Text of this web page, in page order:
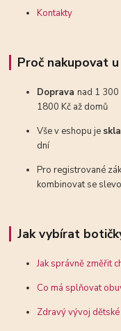
Kontakty
Proč nakupovat u
Dopravanad 1 300
1800 Kč až domů
Vše v eshopu je
dní
Pro registrované
kombinovat se
Jak vybírat
Jak správně změřit
Co má splňovat
Zdravý vývoj